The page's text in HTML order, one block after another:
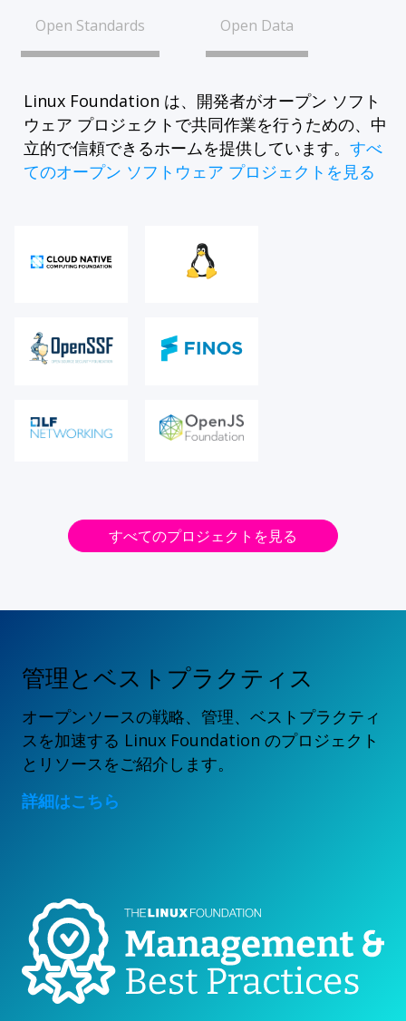
Open Standards Open Data
Linux Foundation は、開発者がオープン ソフト
ウェア プロジェクトで共同作業を行うための、中
立的で信頼できるホームを提供しています。 すべ
てのオープン ソフトウェア プロジェクトを見る
すべてのプロジェクトを見る
管理とベストプラクティス
オープンソースの戦略、管理、ベストプラクティ
スを加速する Linux Foundation のプロジェクト
とリソースをご紹介します。
詳細はこちら